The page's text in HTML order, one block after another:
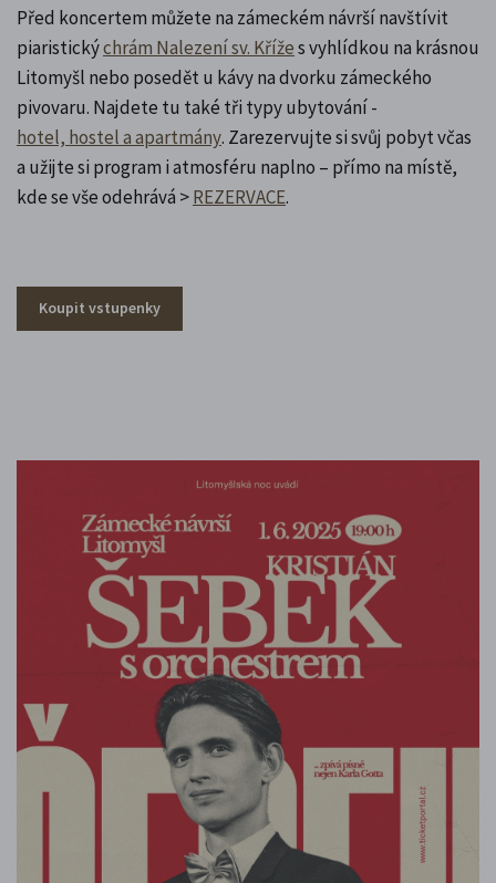
Před koncertem můžete na zámeckém návrší navštívit
piaristickýchrám Nalezení sv. Křížes vyhlídkou na krásnou
Litomyšl nebo posedět u kávy na dvorku zámeckého
pivovaru. Najdete tu také tři typy ubytování -
hotel, hostel a apartmány. Zarezervujte si svůj pobyt včas
a užijte si program i atmosféru naplno – přímo na místě,
kde se vše odehrává >REZERVACE.
Koupit vstupenky